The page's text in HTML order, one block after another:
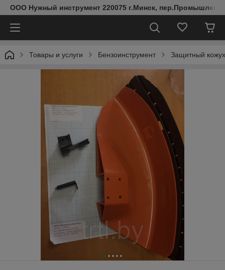
ООО Нужный инструмент 220075 г.Минск,
Товары и услуги Бензоинструмент Защитный